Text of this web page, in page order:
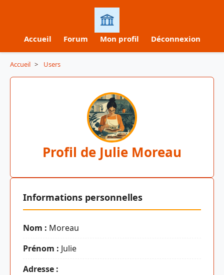
Accueil Forum Mon profil Déconnexion
Accueil > Users
Profil de Julie Moreau
Informations personnelles
Nom : Moreau
Prénom : Julie
Adresse :